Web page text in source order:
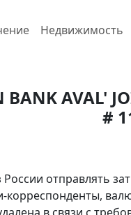
Недвижимость
AVAL'
#
отправлять